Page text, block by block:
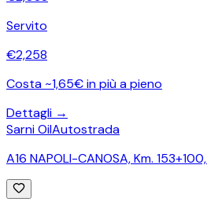
Servito
€2,258
Costa ~1,65€ in più a pieno
Dettagli →
Sarni OilAutostrada
A16 NAPOLI-CANOSA, Km.